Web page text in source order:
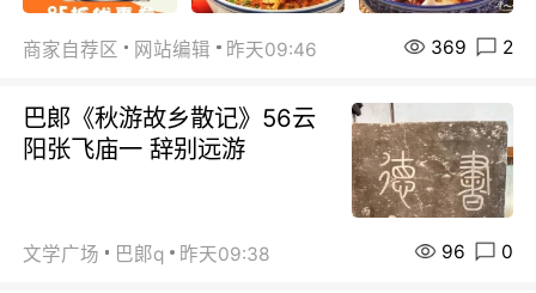
商家自荐区 网站编辑 昨天09:46 369 2
巴郞《秋游故乡散记》56云
阳张飞庙一 辞别远游
文学广场 巴郞q 昨天09:38 96 0